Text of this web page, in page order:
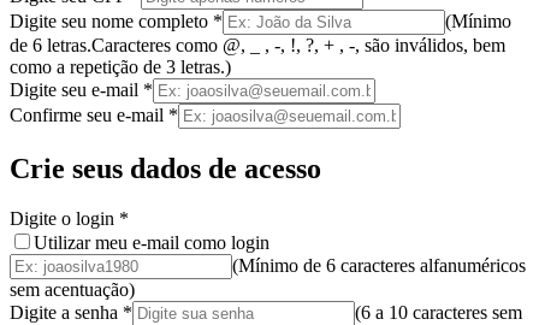
Digite seu nome completo * (Mínimo
de 6 letras.Caracteres como @, _ , -, !, ?, + , -, são inválidos, bem
como a repetição de 3 letras.)
Digite seu e-mail *
Confirme seu e-mail *
Crie seus dados de acesso
Digite o login *
Utilizar meu e-mail como login
(Mínimo de 6 caracteres alfanuméricos
sem acentuação)
Digite a senha * (6 a 10 caracteres sem